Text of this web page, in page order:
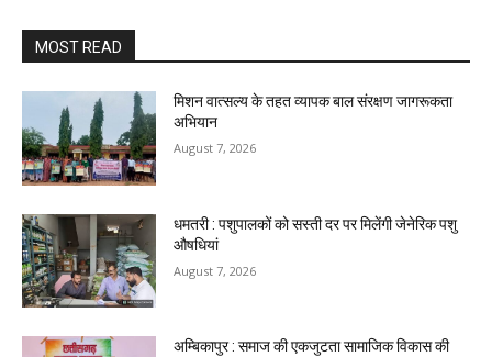
MOST READ
मिशन वात्सल्य के तहत व्यापक बाल संरक्षण जागरूकता
अभियान
August 7, 2026
धमतरी : पशुपालकों को सस्ती दर पर मिलेंगी जेनेरिक पशु
औषधियां
August 7, 2026
अम्बिकापुर : समाज की एकजुटता सामाजिक विकास की